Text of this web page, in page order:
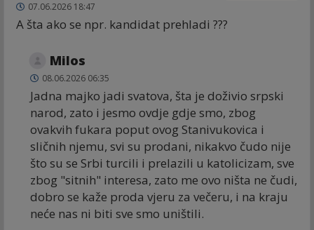
07.06.2026 18:47
A šta ako se npr. kandidat prehladi ???
Milos
08.06.2026 06:35
Jadna majko jadi svatova, šta je doživio srpski
narod, zato i jesmo ovdje gdje smo, zbog
ovakvih fukara poput ovog Stanivukovica i
sličnih njemu, svi su prodani, nikakvo čudo nije
što su se Srbi turcili i prelazili u katolicizam, sve
zbog "sitnih" interesa, zato me ovo ništa ne čudi,
dobro se kaže proda vjeru za večeru, i na kraju
neće nas ni biti sve smo uništili.